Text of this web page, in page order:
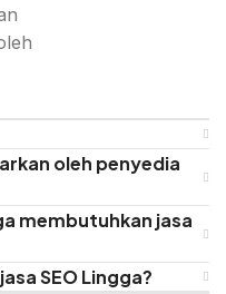
oleh penyedia
membutuhkan jasa
SEO Lingga?